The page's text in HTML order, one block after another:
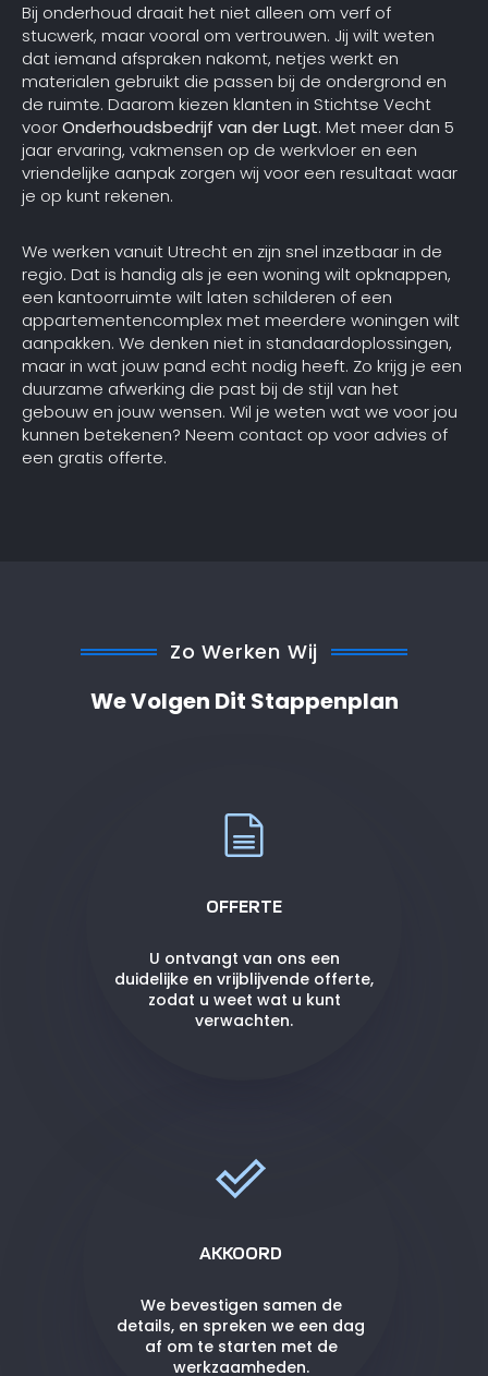
Bij onderhoud draait het niet alleen om verf of
stucwerk, maar vooral om vertrouwen. Jij wilt weten
dat iemand afspraken nakomt, netjes werkt en
materialen gebruikt die passen bij de ondergrond en
de ruimte. Daarom kiezen klanten in Stichtse Vecht
voorOnderhoudsbedrijf van der Lugt. Met meer dan 5
jaar ervaring, vakmensen op de werkvloer en een
vriendelijke aanpak zorgen wij voor een resultaat waar
je op kunt rekenen.
We werken vanuit Utrecht en zijn snel inzetbaar in de
regio. Dat is handig als je een woning wilt opknappen,
een kantoorruimte wilt laten schilderen of een
appartementencomplex met meerdere woningen wilt
aanpakken. We denken niet in standaardoplossingen,
maar in wat jouw pand echt nodig heeft. Zo krijg je een
duurzame afwerking die past bij de stijl van het
gebouw en jouw wensen. Wil je weten wat we voor jou
kunnen betekenen? Neem contact op voor advies of
een gratis offerte.
Zo Werken Wij
We Volgen Dit Stappenplan
OFFERTE
U ontvangt van ons een
duidelijke en vrijblijvende offerte,
zodat u weet wat u kunt
verwachten.
AKKOORD
We bevestigen samen de
details, en spreken we een dag
af om te starten met de
werkzaamheden.